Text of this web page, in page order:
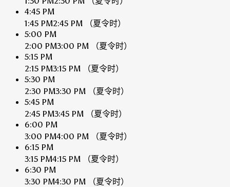
4:45 PM
1:45 PM2:45 PM
（夏令时）
5:00 PM
2:00 PM3:00 PM
（夏令时）
5:15 PM
2:15 PM3:15 PM
（夏令时）
5:30 PM
2:30 PM3:30 PM
（夏令时）
5:45 PM
2:45 PM3:45 PM
（夏令时）
6:00 PM
3:00 PM4:00 PM
（夏令时）
6:15 PM
3:15 PM4:15 PM
（夏令时）
6:30 PM
3:30 PM4:30 PM
（夏令时）